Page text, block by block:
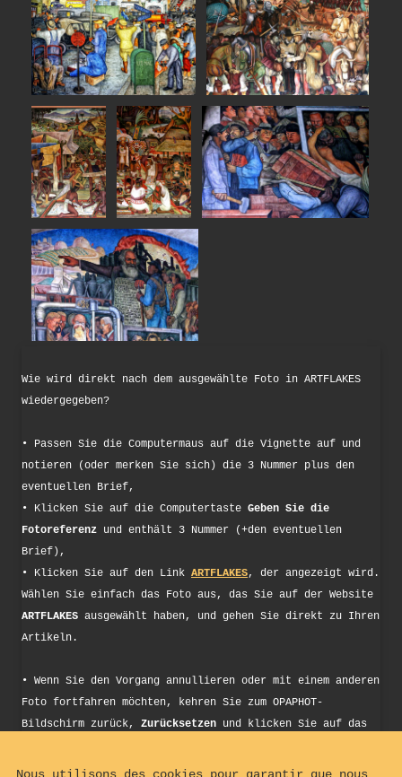
Wie wird direkt nach dem ausgewählte Foto in ARTFLAKES
wiedergegeben?
• Passen Sie die Computermaus auf die Vignette auf und
notieren (oder merken Sie sich) die 3 Nummer plus den
eventuellen Brief,
• Klicken Sie auf die Computertaste Geben Sie die
Fotoreferenz und enthält 3 Nummer (+den eventuellen
Brief),
• Klicken Sie auf den Link ARTFLAKES, der angezeigt wird.
Wählen Sie einfach das Foto aus, das Sie auf der Website
ARTFLAKES ausgewählt haben, und gehen Sie direkt zu Ihren
Artikeln.
• Wenn Sie den Vorgang annullieren oder mit einem anderen
Foto fortfahren möchten, kehren Sie zum OPAPHOT-
Bildschirm zurück, Zurücksetzen und klicken Sie auf das
wie folgt wiederholen: